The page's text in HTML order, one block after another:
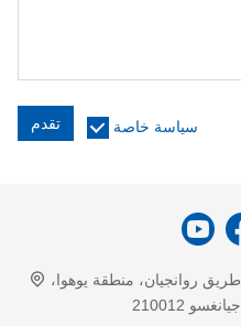
تقدم سياسة خاصة
سوهو إنترناشيونال بلازا، 48 طريق روانجيان، منطقة يوهوا،